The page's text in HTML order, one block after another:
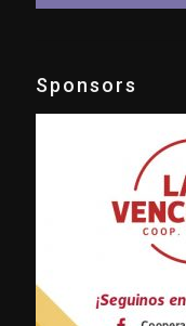
Sponsors